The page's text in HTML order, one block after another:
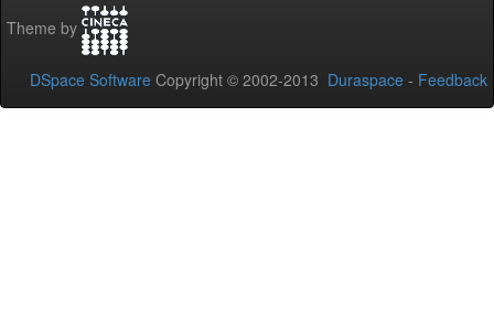
Theme by
DSpace Software Copyright © 2002-2013 Duraspace - Feedback